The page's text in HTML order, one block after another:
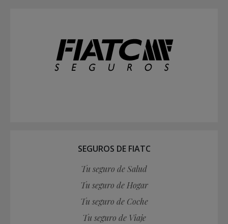
SEGUROS DE FIATC
Tu seguro de Salud
Tu seguro de Hogar
Tu seguro de Coche
Tu seguro de Viaje